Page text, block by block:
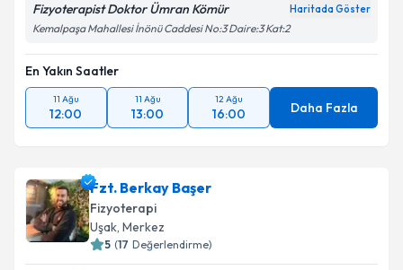
Fizyoterapist Doktor Ümran Kömür Haritada Göster
Kemalpaşa Mahallesi İnönü Caddesi No:3 Daire:3 Kat:2
En Yakın Saatler
11 Ağu
12:00
11 Ağu
13:00
12 Ağu
16:00 Daha Fazla
Fzt. Berkay Başer
Fizyoterapi
Uşak, Merkez
5 (17 Değerlendirme)